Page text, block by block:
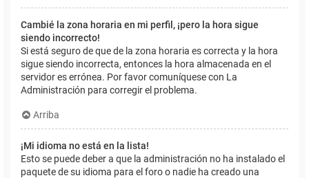
Cambié la zona horaria en mi perfil, ¡pero la hora sigue
siendo incorrecto!
Si está seguro de que de la zona horaria es correcta y la hora
sigue siendo incorrecta, entonces la hora almacenada en el
servidor es errónea. Por favor comuníquese con La
Administración para corregir el problema.
Arriba
¡Mi idioma no está en la lista!
Esto se puede deber a que la administración no ha instalado el
paquete de su idioma para el foro o nadie ha creado una